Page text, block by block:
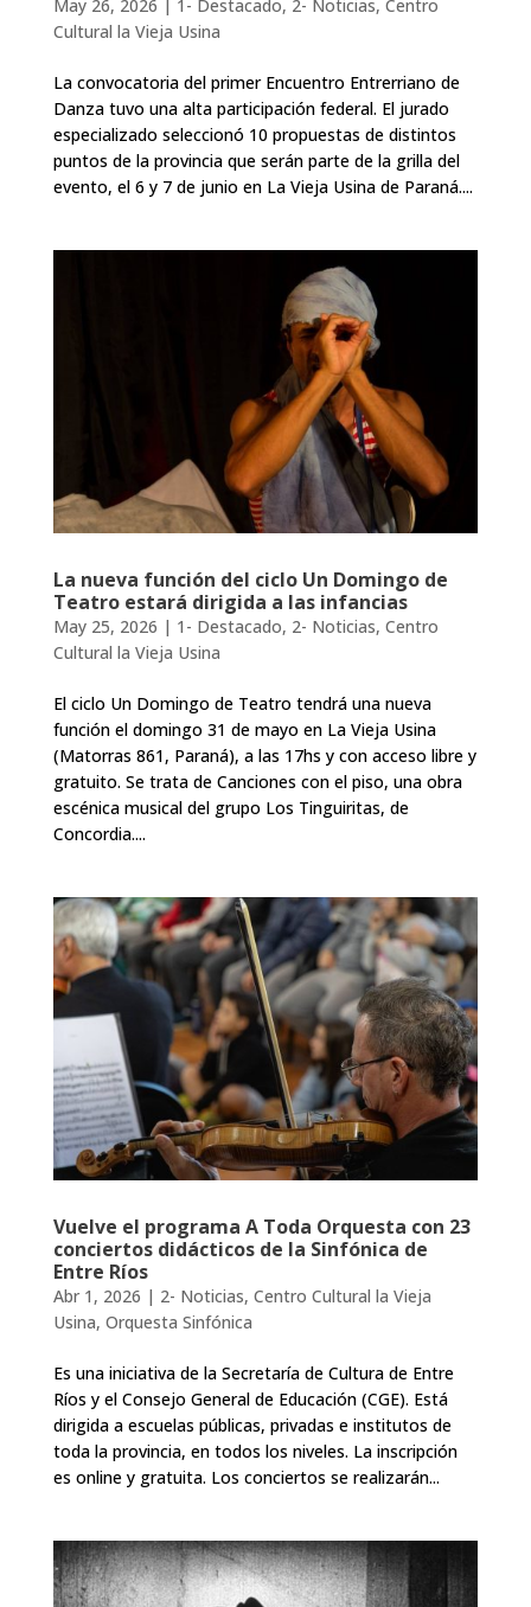
May 26, 2026 1- Destacado, 2- Noticias, Centro
Cultural la Vieja Usina
La convocatoria del primer Encuentro Entrerriano de
Danza tuvo una alta participación federal. El jurado
especializado seleccionó 10 propuestas de distintos
puntos de la provincia que serán parte de la grilla del
evento, el 6 y 7 de junio en La Vieja Usina de Paraná....
La nueva función del ciclo Un Domingo de
Teatro estará dirigida a las infancias
May 25, 2026 | 1- Destacado, 2- Noticias, Centro
Cultural la Vieja Usina
El ciclo Un Domingo de Teatro tendrá una nueva
función el domingo 31 de mayo en La Vieja Usina
(Matorras 861, Paraná), a las 17hs y con acceso libre y
gratuito. Se trata de Canciones con el piso, una obra
escénica musical del grupo Los Tinguiritas, de
Concordia....
Vuelve el programa A Toda Orquesta con 23
conciertos didácticos de la Sinfónica de
Entre Ríos
Abr 1, 2026 | 2- Noticias, Centro Cultural la Vieja
Usina, Orquesta Sinfónica
Es una iniciativa de la Secretaría de Cultura de Entre
Ríos y el Consejo General de Educación (CGE). Está
dirigida a escuelas públicas, privadas e institutos de
toda la provincia, en todos los niveles. La inscripción
es online y gratuita. Los conciertos se realizarán...